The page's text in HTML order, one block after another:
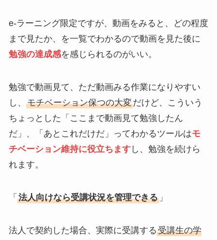
e-ラーニング限定ですが、動画をみると、どの程度
まで見たか、を一覧でわかるので動画を見た後に
勉強の達成感を感じられるのがいい。
勉強で動画見て、ただ動画みる作業になりやすい
し、 モチベーション保つの大変だけど、こういう
ちょっとした「ここまで動画見て勉強したん
だ」、「あとこれだけだ」ってわかるツールはモ
チベーション維持に役立ちますし、勉強を続けら
れます。
「 法人向けなら受講状況を管理できる」
法人で契約した場合、実際に受講する受講生の学